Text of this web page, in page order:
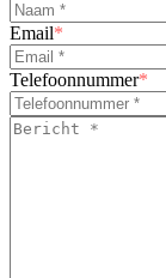
Email*
Telefoonnummer*
Bericht